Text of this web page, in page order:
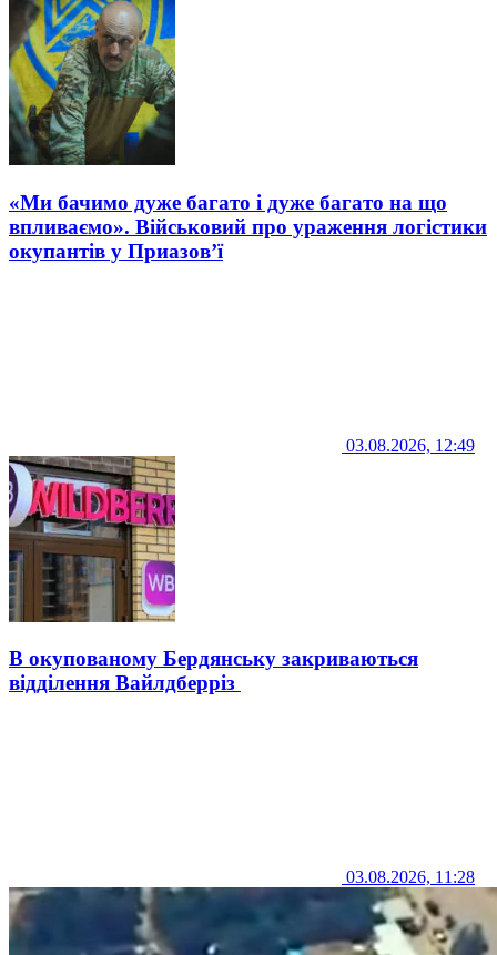
«Ми бачимо дуже багато і дуже багато на що
впливаємо». Військовий про ураження логістики
окупантів у Приазов’ї
03.08.2026, 12:49
В окупованому Бердянську закриваються
відділення Вайлдберріз
03.08.2026, 11:28